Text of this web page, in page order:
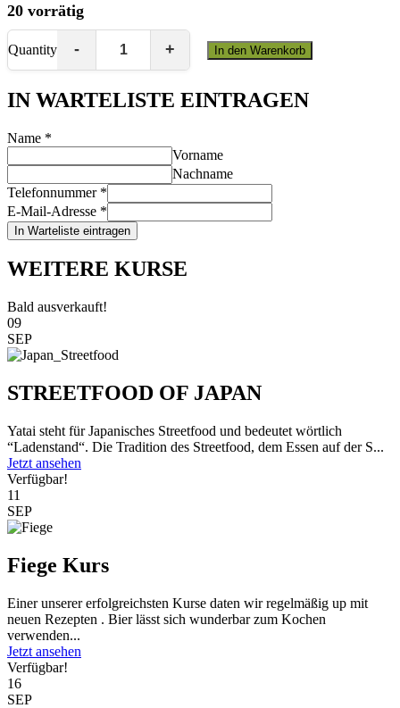
20 vorrätig
Quantity In den Warenkorb
IN WARTELISTE EINTRAGEN
Name *
Vorname
Nachname
Telefonnummer *
E-Mail-Adresse *
In Warteliste eintragen
WEITERE KURSE
Bald ausverkauft!
09
SEP
STREETFOOD OF JAPAN
Yatai steht für Japanisches Streetfood und bedeutet wörtlich
“Ladenstand“. Die Tradition des Streetfood, dem Essen auf der S...
Jetzt ansehen
Verfügbar!
11
SEP
Fiege Kurs
Einer unserer erfolgreichsten Kurse daten wir regelmäßig up mit
neuen Rezepten . Bier lässt sich wunderbar zum Kochen
verwenden...
Jetzt ansehen
Verfügbar!
16
SEP